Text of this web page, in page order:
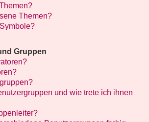
Themen?
Gruppen
und wie trete ich ihnen